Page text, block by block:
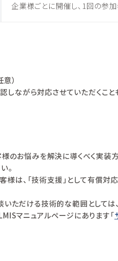
企業様ごとに開催し、1回の参
）
ながら対応させていただくこ
様のお悩みを解決に導くべく実
。
は、「技術支援」として有償対
いただける技術的な範囲として
マニュアルページにあります「